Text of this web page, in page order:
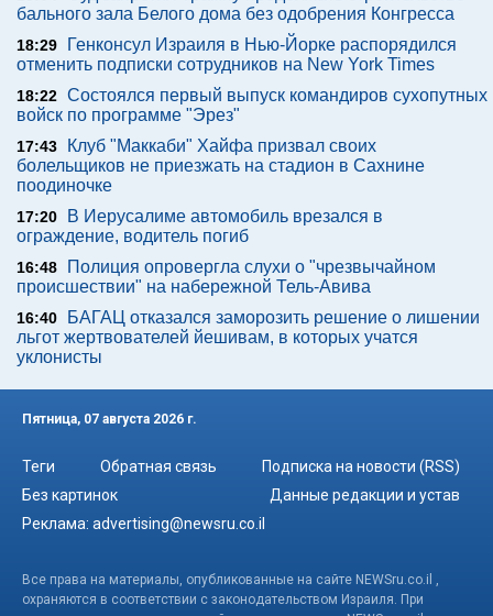
бального зала Белого дома без одобрения Конгресса
18:29
Генконсул Израиля в Нью-Йорке распорядился
отменить подписки сотрудников на New York Times
18:22 Состоялся первый выпуск командиров сухопутных
войск по программе "Эрез"
17:43
Клуб "Маккаби" Хайфа призвал своих
болельщиков не приезжать на стадион в Сахнине
поодиночке
17:20
В Иерусалиме автомобиль врезался в
ограждение, водитель погиб
16:48
Полиция опровергла слухи о "чрезвычайном
происшествии" на набережной Тель-Авива
16:40
БАГАЦ отказался заморозить решение о лишении
льгот жертвователей йешивам, в которых учатся
уклонисты
Пятница, 07 августа 2026 г.
Теги Обратная связь
Подписка на новости (RSS)
Без картинок
Данные редакции и устав
Реклама: advertising@newsru.co.il
Все права на материалы, опубликованные на сайте NEWSru.co.il ,
охраняются в соответствии с законодательством Израиля. При